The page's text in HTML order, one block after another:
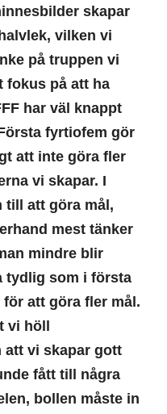
skapar
vilken vi
på truppen vi
fokus på att ha
har väl knappt
fyrtiofem gör
att inte göra fler
vi skapar. I
till att göra mål,
mest tänker
mindre blir
tydlig som i första
att göra fler mål.
höll
att vi skapar gott
fått till några
bollen måste in